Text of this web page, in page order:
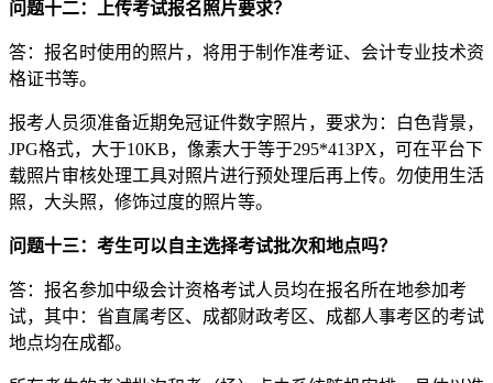
问题十二：上传考试报名照片要求？
答：报名时使用的照片，将用于制作准考证、会计专业技术资
格证书等。
报考人员须准备近期免冠证件数字照片，要求为：白色背景，
JPG格式，大于10KB，像素大于等于295*413PX，可在平台下
载照片审核处理工具对照片进行预处理后再上传。勿使用生活
照，大头照，修饰过度的照片等。
问题十三：考生可以自主选择考试批次和地点吗？
答：报名参加中级会计资格考试人员均在报名所在地参加考
试，其中：省直属考区、成都财政考区、成都人事考区的考试
地点均在成都。